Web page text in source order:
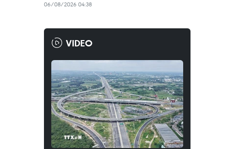
06/08/2026 04:38
VIDEO